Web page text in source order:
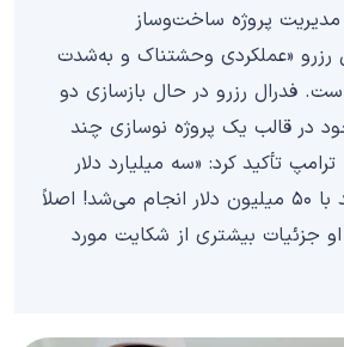
مدیریت پروژه ساخت‌وساز
رزرو «عملکردی وحشتناک و به‌شدت
فدرال رزرو در حال بازسازی دو
در قالب یک پروژه نوسازی چند
تأکید کرد: «سه میلیارد دلار
برای پروژه‌ای که باید با ۵۰ میلیون دلار انجام می‌شد! اصلاً
جزئیات بیشتری از شکایت مورد